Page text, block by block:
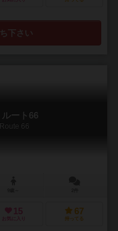
下さい
ート66
66
15
お気に入り
67
持ってる